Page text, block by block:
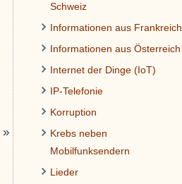
»
Schweiz
Informationen aus Frankreich
Informationen aus Österreich
Internet der Dinge (IoT)
IP-Telefonie
Korruption
Krebs neben
Mobilfunksendern
Lieder